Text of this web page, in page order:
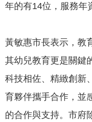
絡
們
網
社
群
政
年的有14位，服務年
黃敏惠市長表示，教
其幼兒教育更是關鍵
科技相佐、精緻創新
育夥伴攜手合作，並
的合作與支持。市府